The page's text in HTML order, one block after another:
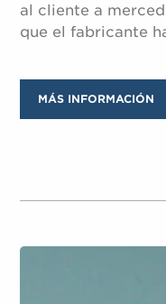
al cliente a
que el fabricante
MÁS INFORMACIÓN